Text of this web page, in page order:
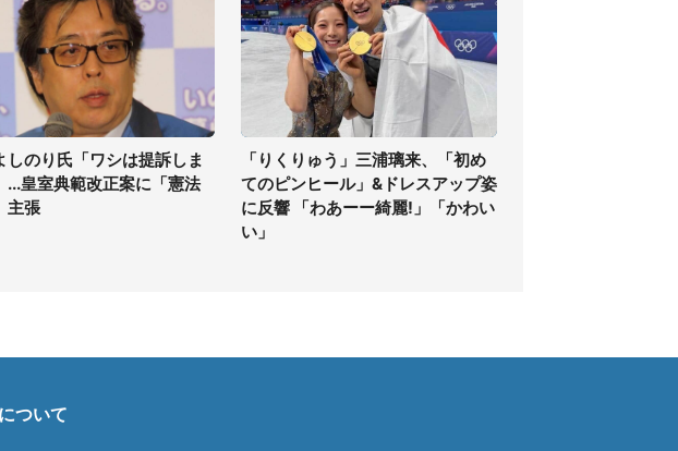
しのり氏「ワシは提訴しま
...皇室典範改正案に「憲法
主張
「りくりゅう」三浦璃来、「初め
てのピンヒール」&ドレスアップ姿
に反響 「わあーー綺麗!」「かわい
い」
ついて